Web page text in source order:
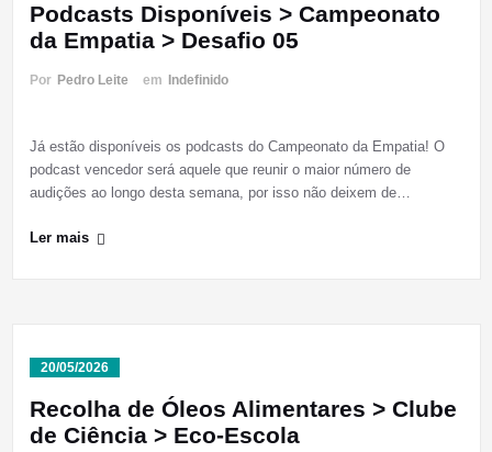
Podcasts Disponíveis > Campeonato
da Empatia > Desafio 05
Por Pedro Leite em Indefinido
Já estão disponíveis os podcasts do Campeonato da Empatia! O
podcast vencedor será aquele que reunir o maior número de
audições ao longo desta semana, por isso não deixem de…
Ler mais
20/05/2026
Recolha de Óleos Alimentares > Clube
de Ciência > Eco-Escola